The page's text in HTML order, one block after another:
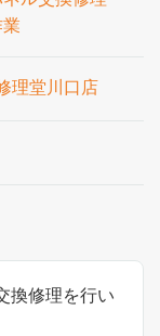
理堂川口店
換修理を行い